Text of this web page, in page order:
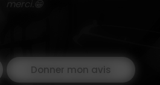
Donner mon avis